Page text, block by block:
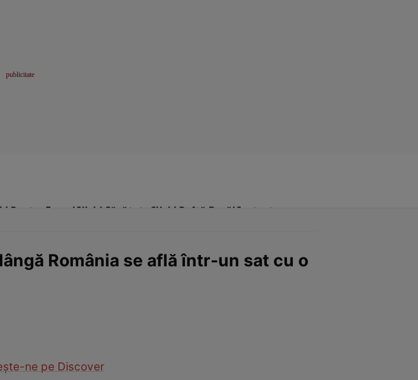
Pentru FemeiClick! Sănătate Click! Poftă Bună!Contact
România se află într-un sat cu o
ne pe Discover